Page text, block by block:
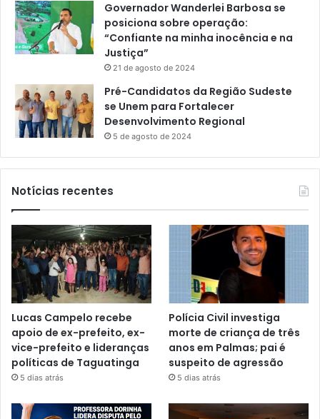
Governador Wanderlei Barbosa se
posiciona sobre operação:
“Confiante na minha inocência e na
Justiça”
21 de agosto de 2024
Pré-Candidatos da Região Sudeste
se Unem para Fortalecer
Desenvolvimento Regional
5 de agosto de 2024
Notícias recentes
Lucas Campelo recebe
apoio de ex-prefeito, ex-
vice-prefeito e lideranças
políticas de Taguatinga
5 dias atrás
Polícia Civil investiga
morte de criança de três
anos em Palmas; pai é
suspeito de agressão
5 dias atrás